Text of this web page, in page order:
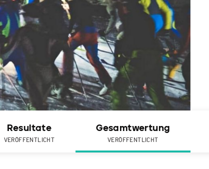
Resultate
VERÖFFENTLICHT
Gesamtwertung
VERÖFFENTLICHT